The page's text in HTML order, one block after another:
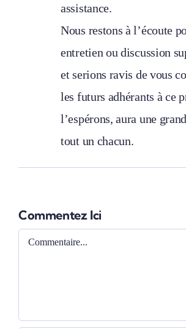
assistance.
Nous restons à l’écoute
entretien ou discussion
et serions ravis de vous
les futurs adhérants à ce
l’espérons, aura une
tout un chacun.
Commentez Ici
Comment